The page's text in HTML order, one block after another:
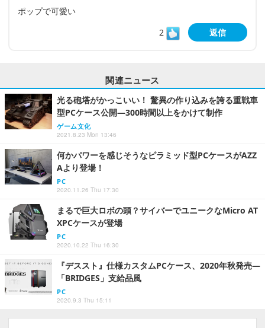
ポップで可愛い
2
返信
関連ニュース
光る砲塔がかっこいい！ 驚異の作り込みを誇る重戦車
型PCケース公開―300時間以上をかけて制作
ゲーム文化
2021.8.23 Mon 13:46
何かパワーを感じそうなピラミッド型PCケースがAZZ
Aより登場！
PC
2020.11.26 Thu 17:30
まるで巨大ロボの頭？サイバーでユニークなMicro AT
XPCケースが登場
PC
2020.10.22 Thu 16:30
『デススト』仕様カスタムPCケース、2020年秋発売―
「BRIDGES」支給品風
PC
2020.9.3 Thu 15:11